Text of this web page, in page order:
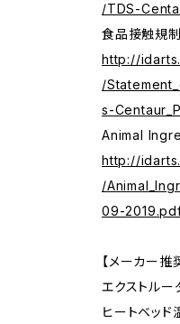
/TDS-
食品接触規
http://
/
s-
Animal
http://
/
09-
【メーカー推
エクストル
ヒートベッ